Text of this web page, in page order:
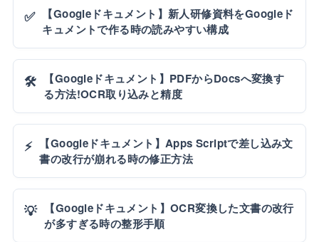
✅
【Googleドキュメント】新人研修資料をGoogleド
キュメントで作る時の読みやすい構成
🛠️
【Googleドキュメント】PDFからDocsへ変換す
る方法!OCR取り込みと精度
⚡
【Googleドキュメント】Apps Scriptで差し込み文
書の改行が崩れる時の修正方法
💡
【Googleドキュメント】OCR変換した文書の改行
が多すぎる時の整形手順